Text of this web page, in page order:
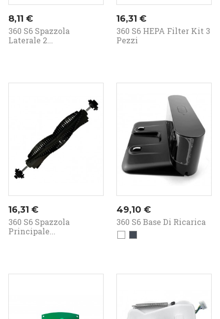
Prezzo
8,11 €
360 S6 Spazzola
Laterale 2...
Prezzo
16,31 €
360 S6 HEPA Filter Kit 3
Pezzi
Prezzo
16,31 €
360 S6 Spazzola
Principale...
Prezzo
49,10 €
360 S6 Base Di Ricarica